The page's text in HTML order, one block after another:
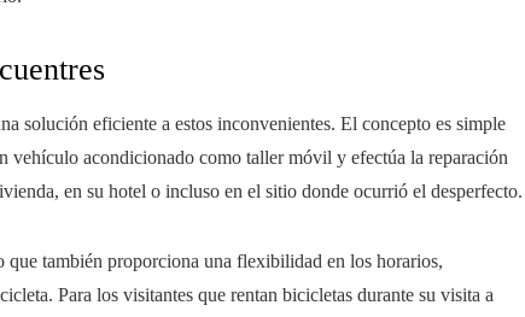
solución eficiente a estos inconvenientes. El concepto es simple
vehículo acondicionado como taller móvil y efectúa la reparación
en su hotel o incluso en el sitio donde ocurrió el desperfecto.
también proporciona una flexibilidad en los horarios,
Para los visitantes que rentan bicicletas durante su visita a